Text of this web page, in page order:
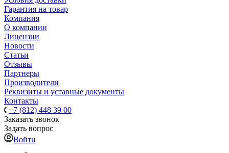
Гарантия на товар
Компания
О компании
Лицензии
Новости
Статьи
Отзывы
Партнеры
Производители
Реквизиты и уставные документы
Контакты
+7 (812) 448 39 00
Заказать звонок
Задать вопрос
Войти